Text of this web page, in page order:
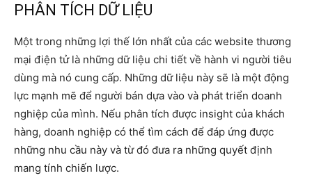
PHÂN TÍCH DỮ LIỆU
Một trong những lợi thế lớn nhất của các website thương
mại điện tử là những dữ liệu chi tiết về hành vi người tiêu
dùng mà nó cung cấp. Những dữ liệu này sẽ là một động
lực mạnh mẽ để người bán dựa vào và phát triển doanh
nghiệp của mình. Nếu phân tích được insight của khách
hàng, doanh nghiệp có thể tìm cách để đáp ứng được
những nhu cầu này và từ đó đưa ra những quyết định
mang tính chiến lược.